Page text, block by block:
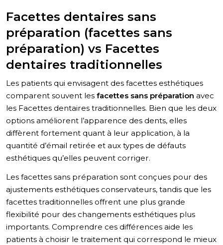
Facettes dentaires sans
préparation (facettes sans
préparation) vs Facettes
dentaires traditionnelles
Les patients qui envisagent des facettes esthétiques
comparent souvent les facettes sans préparation avec
les Facettes dentaires traditionnelles. Bien que les deux
options améliorent l’apparence des dents, elles
diffèrent fortement quant à leur application, à la
quantité d’émail retirée et aux types de défauts
esthétiques qu’elles peuvent corriger.
Les facettes sans préparation sont conçues pour des
ajustements esthétiques conservateurs, tandis que les
facettes traditionnelles offrent une plus grande
flexibilité pour des changements esthétiques plus
importants. Comprendre ces différences aide les
patients à choisir le traitement qui correspond le mieux